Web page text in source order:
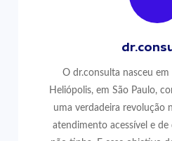
O dr.consulta nasceu
Heliópolis, em São Paulo,
uma verdadeira revolução
atendimento acessível e